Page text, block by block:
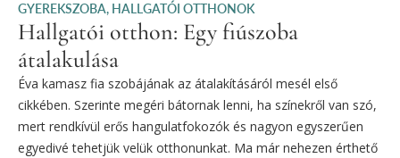
GYEREKSZOBA, HALLGATÓI OTTHONOK
Hallgatói otthon: Egy fiúszoba
átalakulása
Éva kamasz fia szobájának az átalakításáról mesél első
cikkében. Szerinte megéri bátornak lenni, ha színekről van szó,
mert rendkívül erős hangulatfokozók és nagyon egyszerűen
egyedivé tehetjük velük otthonunkat. Ma már nehezen érthető